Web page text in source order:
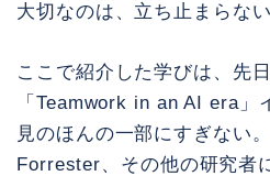
大切なのは、立ち止まらない
ここで紹介した学びは、先
「Teamwork in an AI era」
見のほんの一部にすぎない
Forrester、その他の研究者